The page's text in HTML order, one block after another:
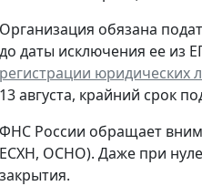
Организация обязана
до даты исключения ее из
регистрации юридических
13 августа, крайний срок
ФНС России обращает
ЕСХН, ОСНО). Даже при
закрытия.